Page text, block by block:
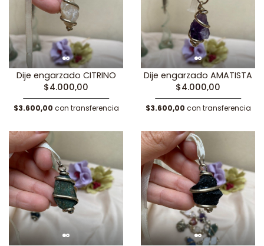
Dije engarzado CITRINO
$4.000,00
$3.600,00 con transferencia
Dije engarzado AMATISTA
$4.000,00
$3.600,00 con transferencia